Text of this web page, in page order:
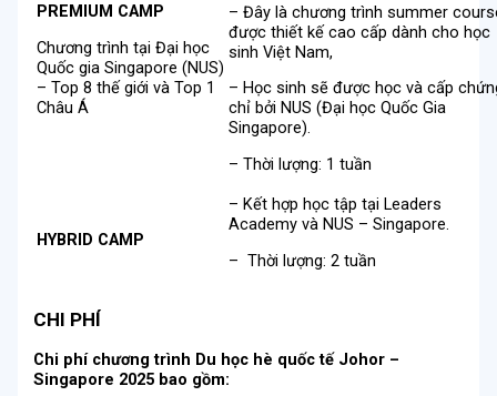
PREMIUM CAMP
Chương trình tại Đại học
Quốc gia Singapore (NUS)
– Top 8 thế giới và Top 1
Châu Á
– Đây là chương trình summer
được thiết kế cao cấp dành cho học
sinh Việt Nam,
– Học sinh sẽ được học và cấp
chỉ bởi NUS (Đại học Quốc Gia
Singapore).
– Thời lượng: 1 tuần
HYBRID CAMP
– Kết hợp học tập tại Leaders
Academy và NUS – Singapore.
– Thời lượng: 2 tuần
CHI PHÍ
Chi phí chương trình Du học hè quốc tế Johor –
Singapore 2025 bao gồm: